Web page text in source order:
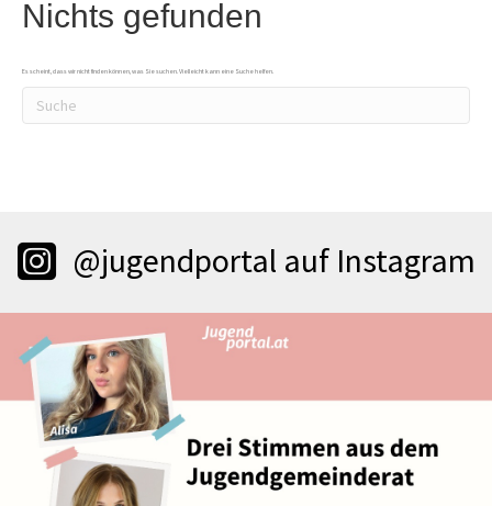
Nichts gefunden
Es scheint, dass wir nicht finden können, was Sie suchen. Vielleicht kann eine Suche helfen.
@jugendportal auf Instagram